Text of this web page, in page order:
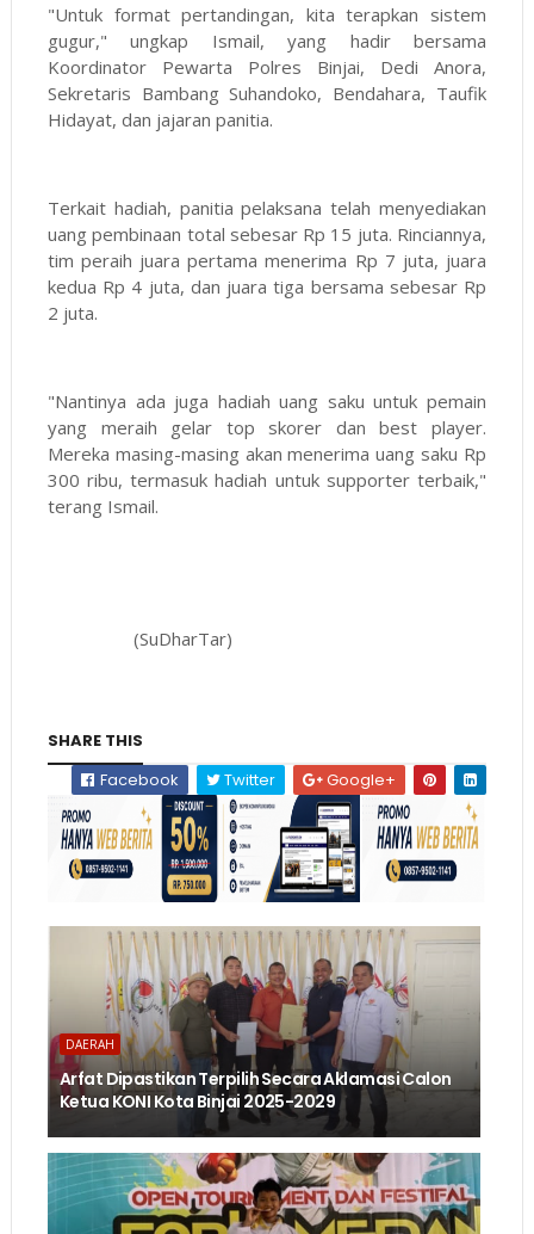
"Untuk format pertandingan, kita terapkan sistem
gugur," ungkap Ismail, yang hadir bersama
Koordinator Pewarta Polres Binjai, Dedi Anora,
Sekretaris Bambang Suhandoko, Bendahara, Taufik
Hidayat, dan jajaran panitia.
Terkait hadiah, panitia pelaksana telah menyediakan
uang pembinaan total sebesar Rp 15 juta. Rinciannya,
tim peraih juara pertama menerima Rp 7 juta, juara
kedua Rp 4 juta, dan juara tiga bersama sebesar Rp
2 juta.
"Nantinya ada juga hadiah uang saku untuk pemain
yang meraih gelar top skorer dan best player.
Mereka masing-masing akan menerima uang saku Rp
300 ribu, termasuk hadiah untuk supporter terbaik,"
terang Ismail.
(SuDharTar)
SHARE THIS
Facebook
Twitter Google+
DAERAH
Arfat Dipastikan Terpilih Secara Aklamasi Calon
Ketua KONI Kota Binjai 2025-2029